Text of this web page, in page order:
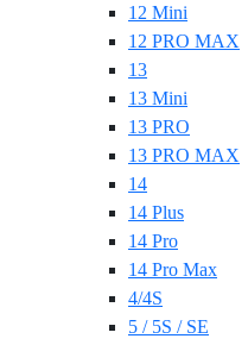
12 Mini
12 PRO MAX
13
13 Mini
13 PRO
13 PRO MAX
14
14 Plus
14 Pro
14 Pro Max
4/4S
5 / 5S / SE